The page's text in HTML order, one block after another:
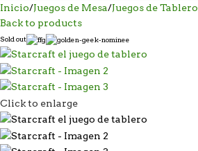
Inicio Juegos de Mesa Juegos de Tablero
Back to products
Sold out
Click to enlarge